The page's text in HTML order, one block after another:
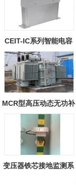
CEIT-IC系列智能电容
器
MCR型高压动态无功补
偿装置
变压器铁芯接地监测系